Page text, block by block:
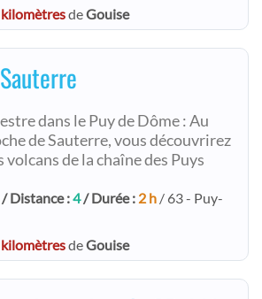
deGouise
dans le Puy de Dôme : Au
de Sauterre, vous découvrirez
de la chaîne des Puys
/ Distance :4/ Durée : 2 h / 63 - Puy-
deGouise